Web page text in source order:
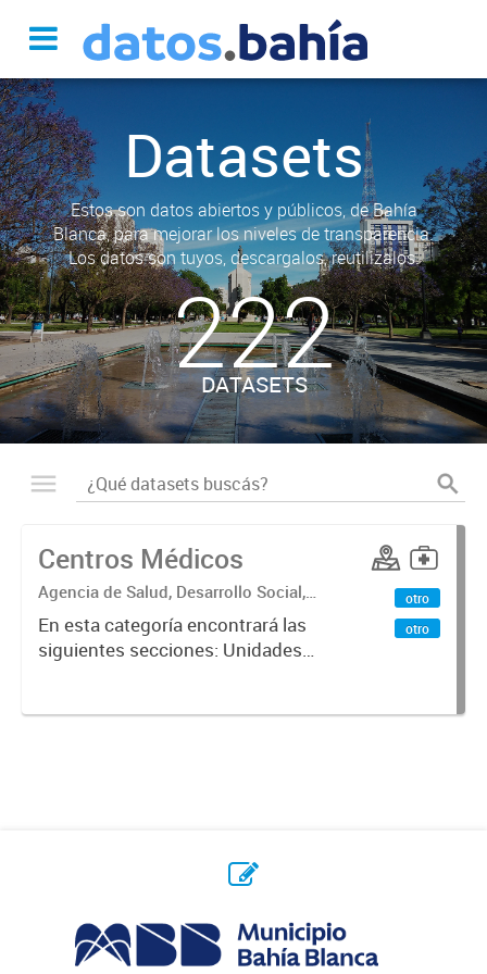
Datasets
Estos son datos abiertos y públicos, de Bahía
Blanca, para mejorar los niveles de transparencia.
Los datos son tuyos, descargalos, reutilizalos.
222
DATASETS
Centros Médicos
Agencia de Salud, Desarrollo Social,
Ambiente y Hábitat
En esta categoría encontrará las
siguientes secciones: Unidades
Respiratorios,
otro
otro